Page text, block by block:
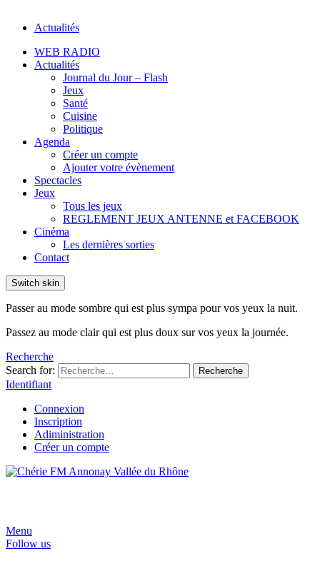
Actualités
WEB RADIO
Actualités
Journal du Jour – Flash
Jeux
Santé
Cuisine
Politique
Agenda
Créer un compte
Ajouter votre évènement
Spectacles
Jeux
Tous les jeux
REGLEMENT JEUX ANTENNE et FACEBOOK
Cinéma
Les dernières sorties
Contact
Switch skin
Passer au mode sombre qui est plus sympa pour vos yeux la nuit.
Passez au mode clair qui est plus doux sur vos yeux la journée.
Recherche
Search for:
Recherche
Identifiant
Connexion
Inscription
Adiministration
Créer un compte
Menu
Follow us